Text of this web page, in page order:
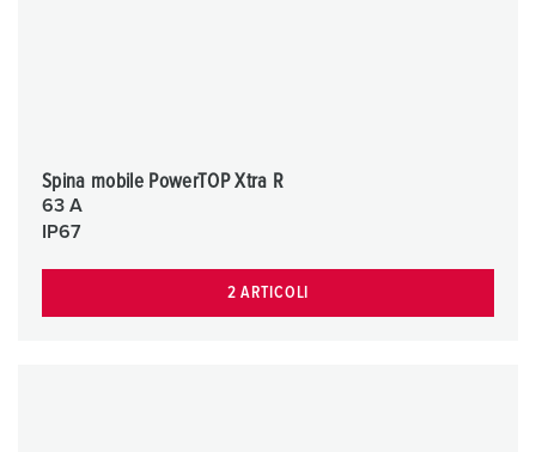
Spina mobile PowerTOP Xtra R
63 A
IP67
2 ARTICOLI